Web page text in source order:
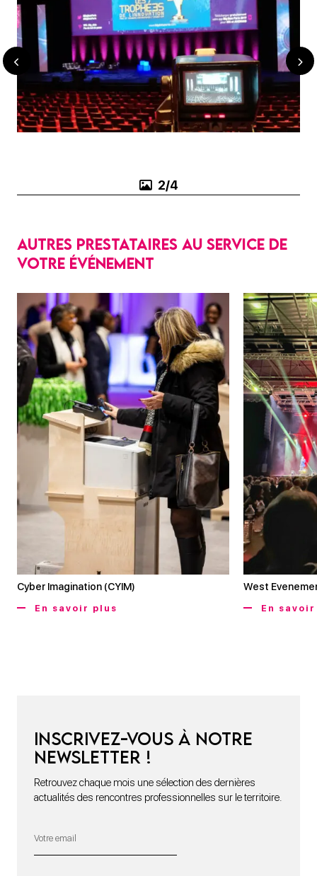
2/4
Autres prestataires au service de
votre événement
Cyber Imagination (CYIM)
En savoir plus
West
En
Inscrivez-vous à notre
newsletter !
Retrouvez chaque mois une sélection des dernières
actualités des rencontres professionnelles sur le territoire.